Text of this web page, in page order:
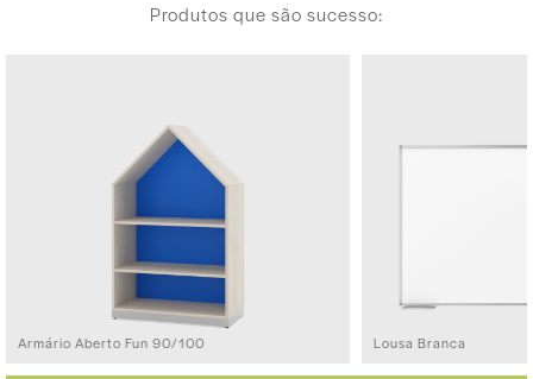
Produtos que são sucesso:
Armário Aberto Fun 90/100 Lousa Branca